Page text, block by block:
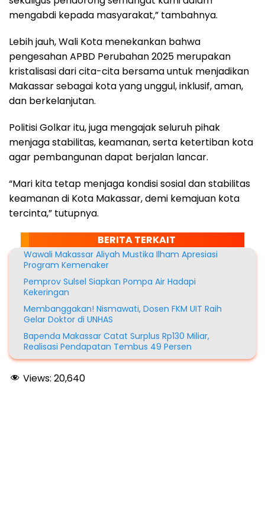
mengabdi kepada masyarakat,” tambahnya.
Lebih jauh, Wali Kota menekankan bahwa
pengesahan APBD Perubahan 2025 merupakan
kristalisasi dari cita-cita bersama untuk menjadikan
Makassar sebagai kota yang unggul, inklusif, aman,
dan berkelanjutan.
Politisi Golkar itu, juga mengajak seluruh pihak
menjaga stabilitas, keamanan, serta ketertiban kota
agar pembangunan dapat berjalan lancar.
“Mari kita tetap menjaga kondisi sosial dan stabilitas
keamanan di Kota Makassar, demi kemajuan kota
tercinta,” tutupnya.
BERITA TERKAIT
Wawali Makassar Aliyah Mustika Ilham Apresiasi
Program Kemenaker
Pemprov Sulsel Siapkan Pompa Air Hadapi
Kekeringan
Membanggakan! Nismawati, Dosen FKM UIT Raih
Gelar Doktor di UNHAS
Bapenda Makassar Catat Surplus Rp130 Miliar,
Realisasi Pendapatan Tembus 49 Persen
Views: 20,640